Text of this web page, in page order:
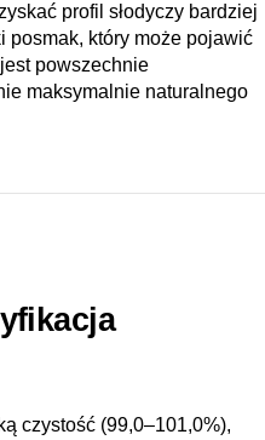
profil słodyczy bardziej
posmak, który może pojawić
powszechnie
maksymalnie naturalnego
czystość (99,0–101,0%),